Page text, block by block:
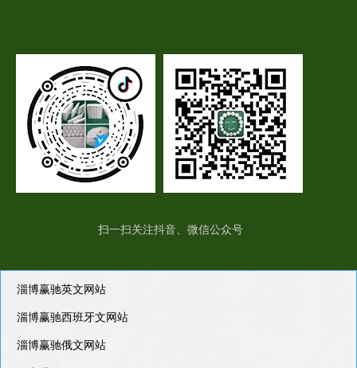
扫一扫关注抖音、微信公众号
淄博赢驰英文网站
淄博赢驰西班牙文网站
淄博赢驰俄文网站